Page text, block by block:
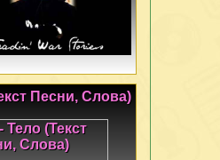
Песни, Слова)